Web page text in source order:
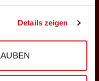
Details zeigen